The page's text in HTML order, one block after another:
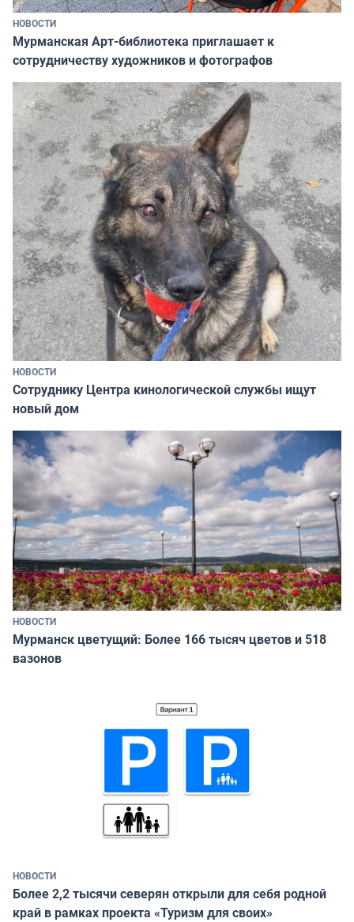
НОВОСТИ
Мурманская Арт-библиотека приглашает к
сотрудничеству художников и фотографов
НОВОСТИ
Сотруднику Центра кинологической службы ищут
новый дом
НОВОСТИ
Мурманск цветущий: Более 166 тысяч цветов и 518
вазонов
НОВОСТИ
Более 2,2 тысячи северян открыли для себя родной
край в рамках проекта «Туризм для своих»